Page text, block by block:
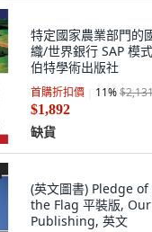
特定國家農業部門的
織/世界銀行 SAP 模
伯特學術出版社
首購折扣價 11%
$1,892
缺貨
(英文圖書) Pledge
the Flag 平裝版,
Publishing, 英文